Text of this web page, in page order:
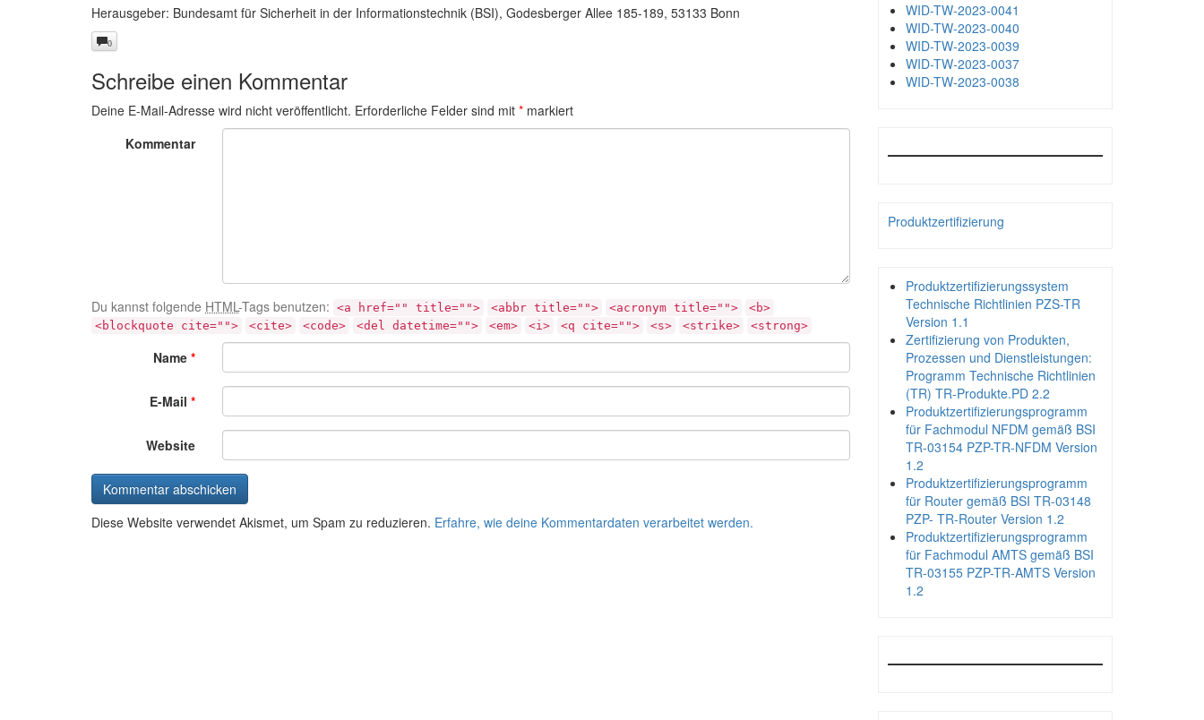
Herausgeber: Bundesamt für Sicherheit in der Informationstechnik (BSI), Godesberger Allee 185-189, 53133 Bonn
0
Schreibe einen Kommentar
Deine E-Mail-Adresse wird nicht veröffentlicht. Erforderliche Felder sind mit * markiert
Kommentar
Du kannst folgende HTML-Tags benutzen: <a href="" title=""> <abbr title=""> <acronym title="">
<b>
<blockquote cite="">
<cite> <code> <del datetime=""> <em> <i> <q cite=""> <s> <strike> <strong>
Name*
E-Mail*
Website
Diese Website verwendet Akismet, um Spam zu reduzieren. Erfahre, wie deine Kommentardaten verarbeitet werden.
WID-TW-2023-0041
WID-TW-2023-0040
WID-TW-2023-0039
WID-TW-2023-0037
WID-TW-2023-0038
Produktzertifizierung
Produktzertifizierungssystem
Technische Richtlinien PZS-TR
Version 1.1
Zertifizierung von Produkten,
Prozessen und Dienstleistungen:
Programm Technische Richtlinien
(TR) TR-Produkte.PD 2.2
Produktzertifizierungsprogramm
für Fachmodul NFDM gemäß BSI
TR-03154 PZP-TR-NFDM Version
1.2
Produktzertifizierungsprogramm
für Router gemäß BSI TR-03148
PZP- TR-Router Version 1.2
Produktzertifizierungsprogramm
für Fachmodul AMTS gemäß BSI
TR-03155 PZP-TR-AMTS Version
1.2